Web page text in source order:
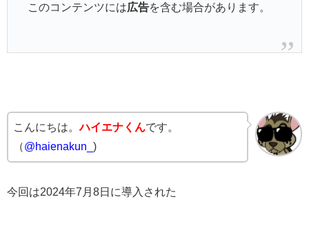
このコンテンツには広告を含む場合があります。
こんにちは。ハイエナくんです。
（@haienakun_ )
今回は2024年7月8日に導入された